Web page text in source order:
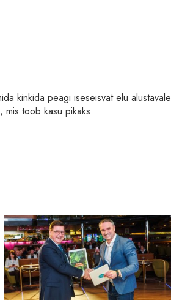
kinkida peagi iseseisvat elu alustavale
mis toob kasu pikaks